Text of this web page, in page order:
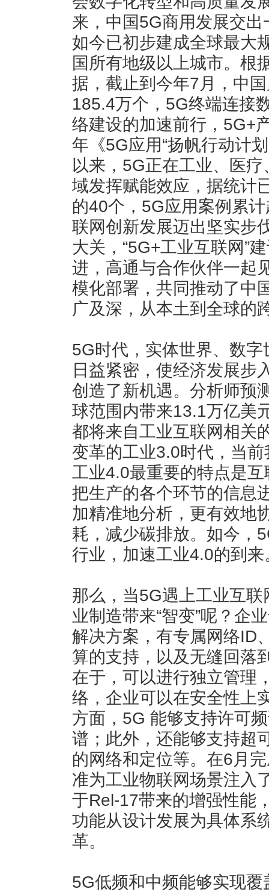
来，中国5G商用发展交
如今已初步建成全球最大
国所有地级以上城市。根
据，截止到今年7月，中
185.4万个，5G终端连接
络建设的加速前行，5G+
年《5G应用“扬帆行动计
以来，5G正在工业、医
域发挥赋能效应，据统计
的40个，5G应用案例累
联网创新发展迈出坚实步
大关，“5G+工业互联网”
进，高通与合作伙伴一起
模化部署，共同推动了中
广及深，从本土到全球的
5G时代，实体世界、数
日益紧密，使经济发展步
创造了新机遇。分析师预
球范围内带来13.1万亿美
都将来自工业互联网相关
变革的工业3.0时代，当
工业4.0最重要的特点是
把生产的各个环节的信息
加精准地分析，更有效地
耗，减少碳排放。如今，
行业，加速工业4.0的到来
那么，当5G遇上工业互
业制造带来“智变”呢？企
解决方案，有专属网络ID
算的支持，以及无缝回落
在于，可以进行独立管理
络，企业可以在安全性上
方面，5G 能够支持许可
谱；此外，还能够支持超
的网络和定位等。在6月
准为工业物联网场景注入
于Rel-17带来的增强性能
功能从设计发展为具体系
革。
5G低频和中频能够实现